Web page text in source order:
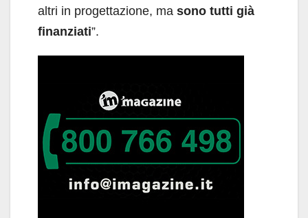
altri in progettazione, ma sono tutti già
finanziati”.